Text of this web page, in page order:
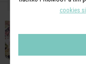
cookies